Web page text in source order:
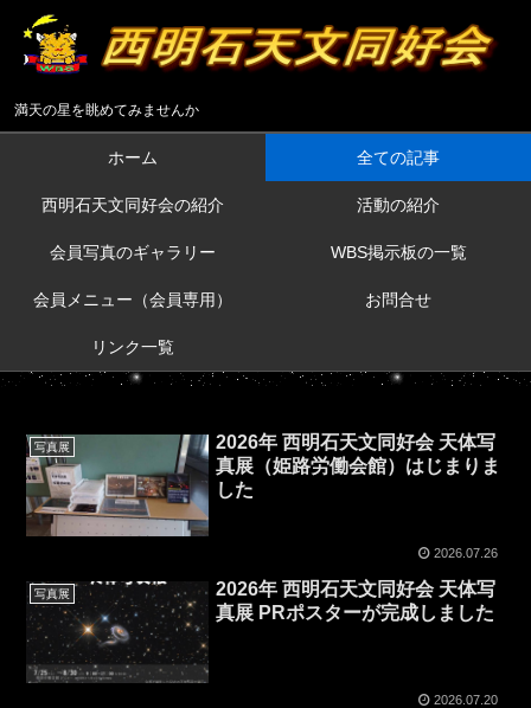
満天の星を眺めてみませんか
ホーム 全ての記事
西明石天文同好会の紹介 活動の紹介
会員写真のギャラリー WBS掲示板の一覧
会員メニュー（会員専用） お問合せ
リンク一覧
写真展
2026年 西明石天文同好会 天体写
真展（姫路労働会館）はじまりま
した
2026.07.26
写真展
2026年 西明石天文同好会 天体写
真展 PRポスターが完成しました
2026.07.20